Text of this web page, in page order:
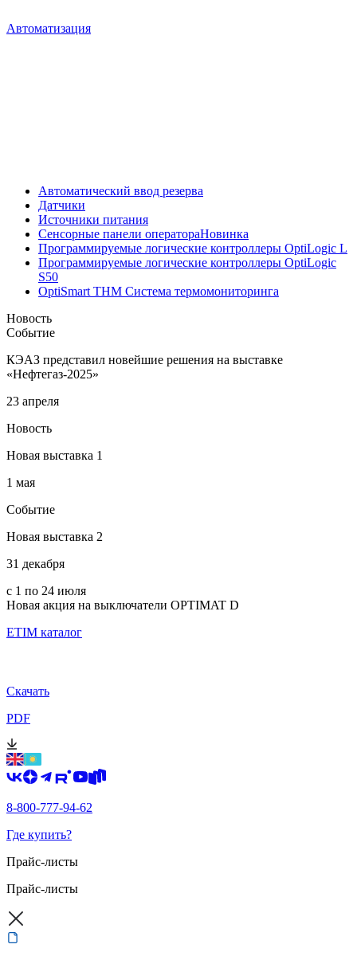
Автоматизация
Автоматический ввод резерва
Датчики
Источники питания
Сенсорные панели оператораНовинка
Программируемые логические контроллеры OptiLogic L
Программируемые логические контроллеры OptiLogic
S50
OptiSmart THM Система термомониторинга
Новость
Событие
КЭАЗ представил новейшие решения на выставке
«Нефтегаз-2025»
23 апреля
Новость
Новая выставка 1
1 мая
Событие
Новая выставка 2
31 декабря
с 1 по 24 июля
Новая акция на выключатели OPTIMAT D
ETIM каталог
Скачать
PDF
8-800-777-94-62
Где купить?
Прайс-листы
Прайс-листы